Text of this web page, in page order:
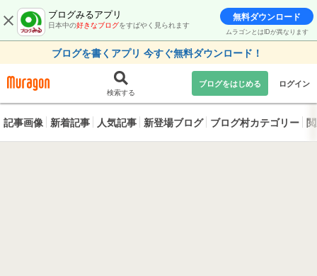
ブログみるアプリ
日本中の好きなブログをすばやく見られます
無料ダウンロード
ムラゴンとはIDが異なります
ブログを書くアプリ 今すぐ無料ダウンロード！
検索する
ブログをはじめる ログイン
記事画像 新着記事 人気記事 新登場ブログ ブログ村カテゴリー